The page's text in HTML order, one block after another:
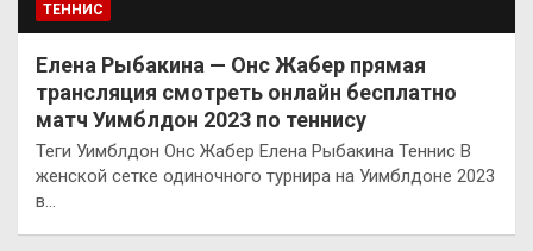
ТЕННИС
Елена Рыбакина — Онс Жабер прямая
трансляция смотреть онлайн бесплатно
матч Уимблдон 2023 по теннису
Теги Уимблдон Онс Жабер Елена Рыбакина Теннис В
женской сетке одиночного турнира на Уимблдоне 2023
в…